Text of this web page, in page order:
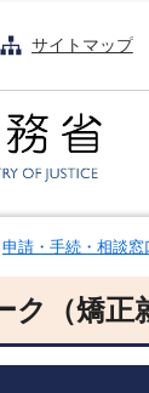
サイトマップ
申請・手続・相談窓
ク（矯正